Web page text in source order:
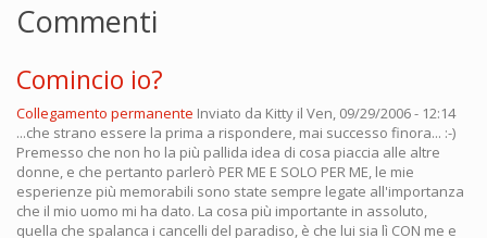
Commenti
Comincio io?
Collegamento permanente Inviato da Kitty il Ven, 09/29/2006 - 12:14
...che strano essere la prima a rispondere, mai successo finora... :-)
Premesso che non ho la più pallida idea di cosa piaccia alle altre
donne, e che pertanto parlerò PER ME E SOLO PER ME, le mie
esperienze più memorabili sono state sempre legate all'importanza
che il mio uomo mi ha dato. La cosa più importante in assoluto,
quella che spalanca i cancelli del paradiso, è che lui sia lì CON me e